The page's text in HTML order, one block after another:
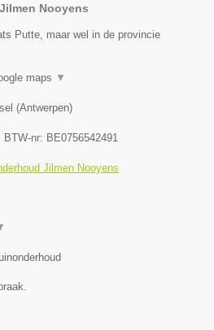
Nooyens
Putte, maar wel in de provincie
maps ▼
(Antwerpen)
, BTW-nr: BE0756542491
Jilmen Nooyens